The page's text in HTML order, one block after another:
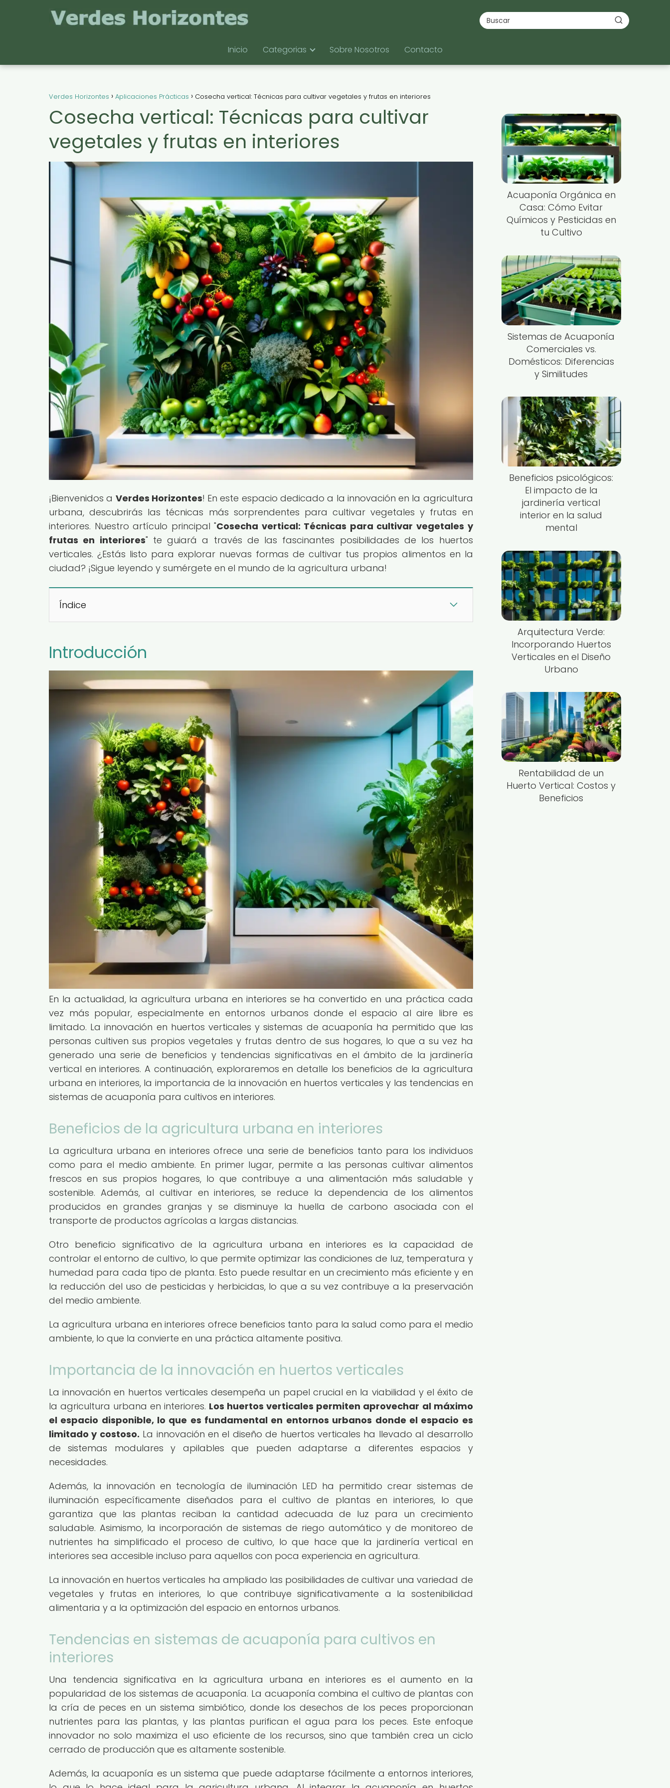
Inicio Categorias Sobre Nosotros Contacto
Verdes Horizontes Aplicaciones Prácticas Cosecha vertical: Técnicas para cultivar vegetales y frutas en interiores
Cosecha vertical: Técnicas para cultivar
vegetales y frutas en interiores
¡Bienvenidos a Verdes Horizontes! En este espacio dedicado a la innovación en la agricultura
urbana, descubrirás las técnicas más sorprendentes para cultivar vegetales y frutas en
interiores. Nuestro artículo principal "Cosecha vertical: Técnicas para cultivar vegetales y
frutas en interiores" te guiará a través de las fascinantes posibilidades de los huertos
verticales. ¿Estás listo para explorar nuevas formas de cultivar tus propios alimentos en la
ciudad? ¡Sigue leyendo y sumérgete en el mundo de la agricultura urbana!
Índice
Introducción
En la actualidad, la agricultura urbana en interiores se ha convertido en una práctica cada
vez más popular, especialmente en entornos urbanos donde el espacio al aire libre es
limitado. La innovación en huertos verticales y sistemas de acuaponía ha permitido que las
personas cultiven sus propios vegetales y frutas dentro de sus hogares, lo que a su vez ha
generado una serie de beneficios y tendencias significativas en el ámbito de la jardinería
vertical en interiores. A continuación, exploraremos en detalle los beneficios de la agricultura
urbana en interiores, la importancia de la innovación en huertos verticales y las tendencias en
sistemas de acuaponía para cultivos en interiores.
Beneficios de la agricultura urbana en interiores
La agricultura urbana en interiores ofrece una serie de beneficios tanto para los individuos
como para el medio ambiente. En primer lugar, permite a las personas cultivar alimentos
frescos en sus propios hogares, lo que contribuye a una alimentación más saludable y
sostenible. Además, al cultivar en interiores, se reduce la dependencia de los alimentos
producidos en grandes granjas y se disminuye la huella de carbono asociada con el
transporte de productos agrícolas a largas distancias.
Otro beneficio significativo de la agricultura urbana en interiores es la capacidad de
controlar el entorno de cultivo, lo que permite optimizar las condiciones de luz, temperatura y
humedad para cada tipo de planta. Esto puede resultar en un crecimiento más eficiente y en
la reducción del uso de pesticidas y herbicidas, lo que a su vez contribuye a la preservación
del medio ambiente.
La agricultura urbana en interiores ofrece beneficios tanto para la salud como para el medio
ambiente, lo que la convierte en una práctica altamente positiva.
Importancia de la innovación en huertos verticales
La innovación en huertos verticales desempeña un papel crucial en la viabilidad y el éxito de
la agricultura urbana en interiores. Los huertos verticales permiten aprovechar al máximo
el espacio disponible, lo que es fundamental en entornos urbanos donde el espacio es
limitado y costoso. La innovación en el diseño de huertos verticales ha llevado al desarrollo
de sistemas modulares y apilables que pueden adaptarse a diferentes espacios y
necesidades.
Además, la innovación en tecnología de iluminación LED ha permitido crear sistemas de
iluminación específicamente diseñados para el cultivo de plantas en interiores, lo que
garantiza que las plantas reciban la cantidad adecuada de luz para un crecimiento
saludable. Asimismo, la incorporación de sistemas de riego automático y de monitoreo de
nutrientes ha simplificado el proceso de cultivo, lo que hace que la jardinería vertical en
interiores sea accesible incluso para aquellos con poca experiencia en agricultura.
La innovación en huertos verticales ha ampliado las posibilidades de cultivar una variedad de
vegetales y frutas en interiores, lo que contribuye significativamente a la sostenibilidad
alimentaria y a la optimización del espacio en entornos urbanos.
Tendencias en sistemas de acuaponía para cultivos en
interiores
Una tendencia significativa en la agricultura urbana en interiores es el aumento en la
popularidad de los sistemas de acuaponía. La acuaponía combina el cultivo de plantas con
la cría de peces en un sistema simbiótico, donde los desechos de los peces proporcionan
nutrientes para las plantas, y las plantas purifican el agua para los peces. Este enfoque
innovador no solo maximiza el uso eficiente de los recursos, sino que también crea un ciclo
cerrado de producción que es altamente sostenible.
Además, la acuaponía es un sistema que puede adaptarse fácilmente a entornos interiores,
Acuaponía Orgánica en
Casa: Cómo Evitar
Químicos y Pesticidas en
tu Cultivo
Sistemas de Acuaponía
Comerciales vs.
Domésticos: Diferencias
y Similitudes
Beneficios psicológicos:
El impacto de la
jardinería vertical
interior en la salud
mental
Arquitectura Verde:
Incorporando Huertos
Verticales en el Diseño
Urbano
Rentabilidad de un
Huerto Vertical: Costos y
Beneficios